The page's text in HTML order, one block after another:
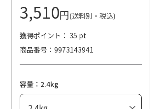
3,510円(送料別・税込)
獲得ポイント： 35 pt
商品番号
9973143941
容量：2.4kg